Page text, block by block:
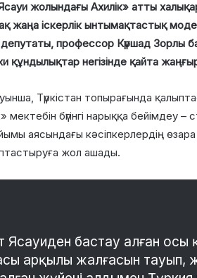
жолындағы Ахилік» атты
жаңа іскерлік ынтымақтастық
депутаты, профессор Күршад Зорлы
құндылықтар негізінде қайта
Түркістан топырағында
бүгінгі нарыққа бейімдеу –
аясындағы кәсіпкерлердің
жол ашады.
Ясауиден бастау алған осы
арқылы жалғасын тауып,